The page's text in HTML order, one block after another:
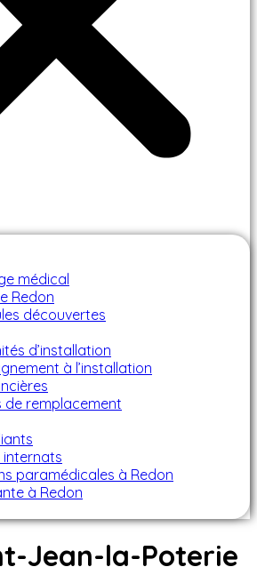
médical
Redon
découvertes
d’installation
à l’installation
de remplacement
paramédicales à Redon
à Redon
Jean-la-Poterie